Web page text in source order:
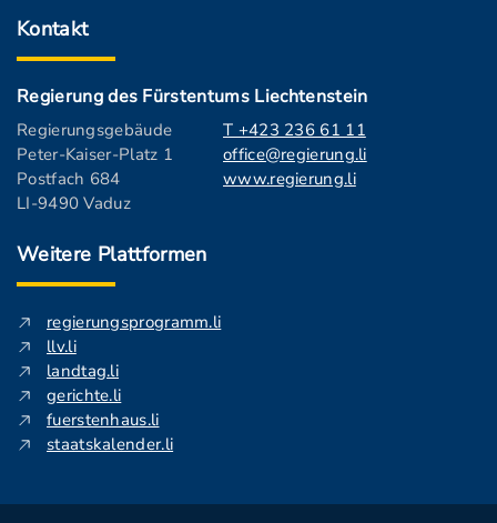
Kontakt
Regierung des Fürstentums Liechtenstein
Regierungsgebäude
Peter-Kaiser-Platz 1
Postfach 684
LI-9490 Vaduz
T +423 236 61 11
office@regierung.li
www.regierung.li
Weitere Plattformen
regierungsprogramm.li
llv.li
landtag.li
gerichte.li
fuerstenhaus.li
staatskalender.li